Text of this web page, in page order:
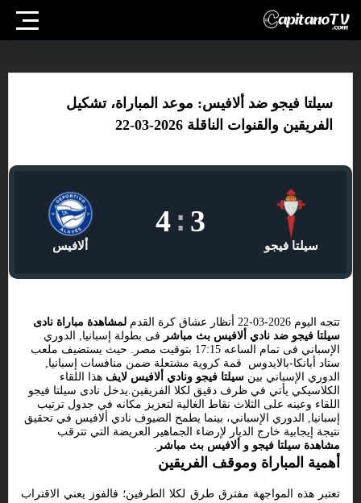
سيلتا فيجو ضد ألافيس: موعد المباراة، تشكيل
الفريقين والقنوات الناقلة 2026-03-22
سيلتا فيجو
3
:
4
ألافيس
تتجه اليوم 2026-03-22 أنظار عشاق كرة القدم
لمشاهدة مباراة نادى
سيلتا فيجو ضد نادي ألافيس بث مباشر فى بطولة إسبانيا, الدوري
الإسباني فى تمام الساعه 17:15 بتوقيت مصر. حيث يستضيف ملعب
ستاد أبانكا-بالايدوس قمة كروية مشتعلة ضمن منافسات إسبانيا,
الدوري الإسباني بين سيلتا فيجو ونادي ألافيس لايف هذا اللقاء
الكلاسيكي يأتي في ظرف دقيق لكلا الفريقين.يدخل نادى سيلتا فيجو
اللقاء وعينه على الثلاث نقاط الغالية لتعزيز مكانه في جدول ترتيب
إسبانيا, الدوري الإسباني، بينما يطمح الضيوف نادي ألافيس في تحقيق
نتيجة إيجابية خارج الديار لإرضاء الجماهير العريضة التي تترقب
مشاهدة سيلتا فيجو و ألافيس بث مباشر .
أهمية المباراة وموقف الفريقين
تعتبر هذه المواجهة مفترق طرق لكلا الطرفين؛ فالفوز يعني الاقتراب